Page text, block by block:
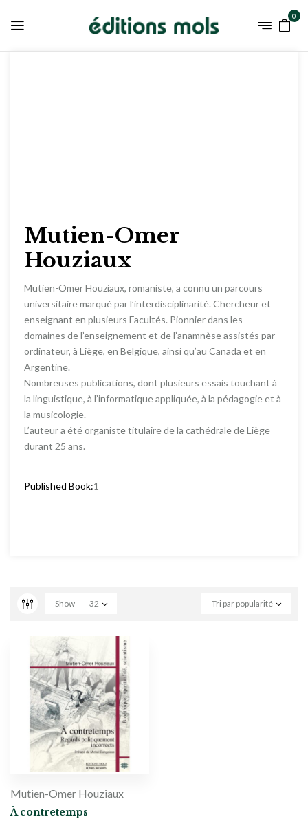
0
Mutien-Omer
Houziaux
Mutien-Omer Houziaux, romaniste, a connu un parcours
universitaire marqué par l’interdisciplinarité. Chercheur et
enseignant en plusieurs Facultés. Pionnier dans les
domaines de l’enseignement et de l’anamnèse assistés par
ordinateur, à Liège, en Belgique, ainsi qu’au Canada et en
Argentine.
Nombreuses publications, dont plusieurs essais touchant à
la linguistique, à l’informatique appliquée, à la pédagogie et à
la musicologie.
L’auteur a été organiste titulaire de la cathédrale de Liège
durant 25 ans.
Published Book:1
Tri par popularité
Show 32
Mutien-Omer Houziaux
À contretemps